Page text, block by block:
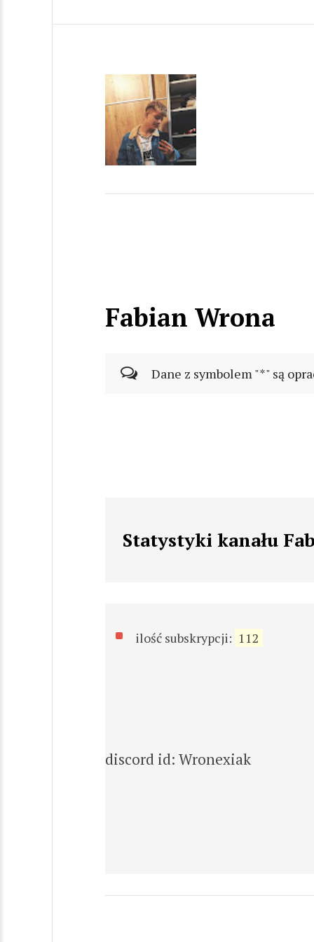
Fabian Wrona
Dane z symbolem "*" są
Statystyki kanału
ilość subskrypcji: 112
discord id: Wronexiak